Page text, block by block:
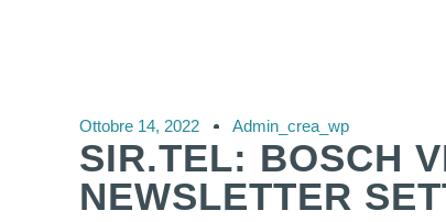
Ottobre 14, 2022 Admin_crea_wp
SIR.TEL: BOSCH
NEWSLETTER